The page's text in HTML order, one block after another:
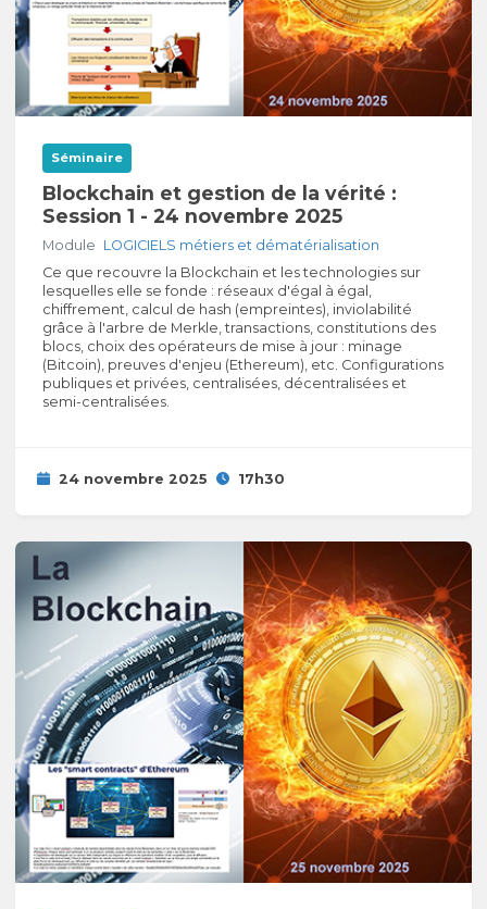
Séminaire
Blockchain et gestion de la vérité :
Session 1 - 24 novembre 2025
Module LOGICIELS métiers et dématérialisation
Ce que recouvre la Blockchain et les technologies sur
lesquelles elle se fonde : réseaux d'égal à égal,
chiffrement, calcul de hash (empreintes), inviolabilité
grâce à l'arbre de Merkle, transactions, constitutions des
blocs, choix des opérateurs de mise à jour : minage
(Bitcoin), preuves d'enjeu (Ethereum), etc. Configurations
publiques et privées, centralisées, décentralisées et
semi-centralisées.
24 novembre 2025 17h30